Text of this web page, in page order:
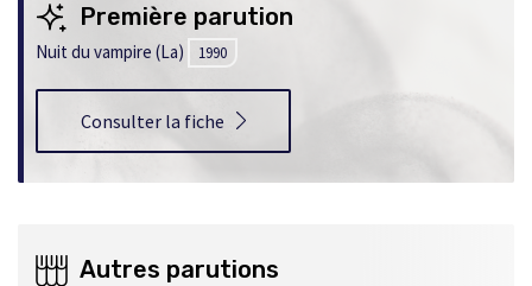
Première parution
Nuit du vampire (La) 1990
Consulter la fiche
Autres parutions